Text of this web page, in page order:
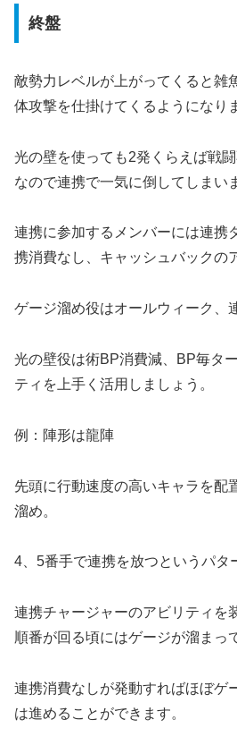
終盤
敵勢力レベルが上がってくると雑
体攻撃を仕掛けてくるようになり
光の壁を使っても2発くらえば戦
なので連携で一気に倒してしまい
連携に参加するメンバーには連携
携消費なし、キャッシュバックの
ゲージ溜め役はオールウィーク、
光の壁役は術BP消費減、BP毎タ
ティを上手く活用しましょう。
例：陣形は龍陣
先頭に行動速度の高いキャラを配
溜め。
4、5番手で連携を放つというパタ
連携チャージャーのアビリティを
順番が回る頃にはゲージが溜まっ
連携消費なしが発動すればほぼゲ
は進めることができます。